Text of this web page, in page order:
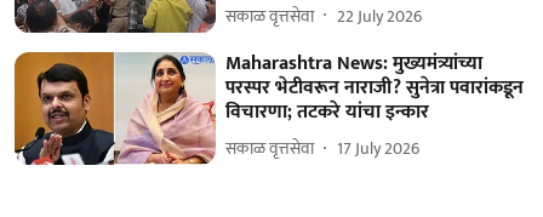
सकाळ वृत्तसेवा 22 July 2026
Maharashtra News: मुख्यमंत्र्यांच्या
परस्पर भेटीवरून नाराजी? सुनेत्रा पवारांकडून
विचारणा; तटकरे यांचा इन्कार
सकाळ वृत्तसेवा 17 July 2026